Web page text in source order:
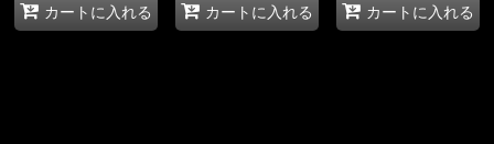
カートに入れる カートに入れる カートに入れる